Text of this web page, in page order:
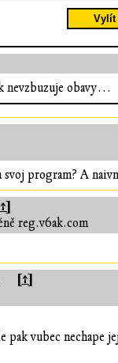
Vylít
nevzbuzuje obavy…
program? A
reg.v6ak.com
[↑]
pak vubec